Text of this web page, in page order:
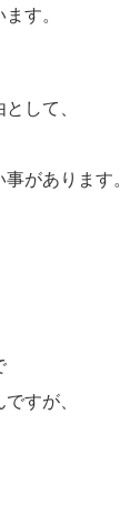
す。
して、
があります。
すが、